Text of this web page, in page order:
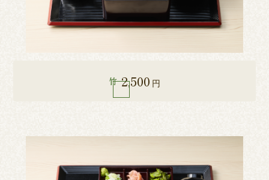
竹 2,500 円